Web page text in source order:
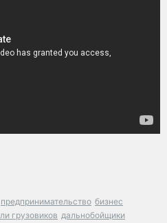
предпринимательство бизнес
грузовиков дальнобойщики